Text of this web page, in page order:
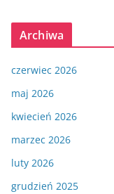
Archiwa
czerwiec 2026
maj 2026
kwiecień 2026
marzec 2026
luty 2026
grudzień 2025